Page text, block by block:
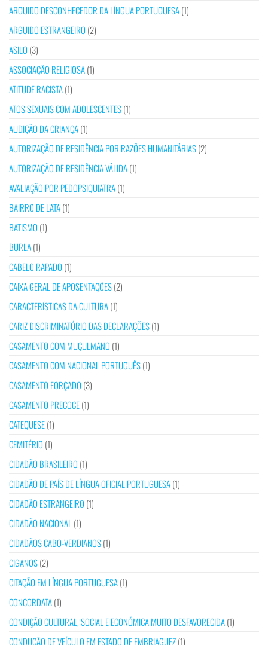
ARGUIDO DESCONHECEDOR DA LÍNGUA PORTUGUESA(1)
ARGUIDO ESTRANGEIRO (2)
ASILO (3)
ASSOCIAÇÃO RELIGIOSA(1)
ATITUDE RACISTA(1)
ATOS SEXUAIS COM ADOLESCENTES(1)
AUDIÇÃO DA CRIANÇA(1)
AUTORIZAÇÃO DE RESIDÊNCIA POR RAZÕES HUMANITÁRIAS(2)
AUTORIZAÇÃO DE RESIDÊNCIA VÁLIDA(1)
AVALIAÇÃO POR PEDOPSIQUIATRA(1)
BAIRRO DE LATA(1)
BATISMO (1)
BURLA(1)
CABELO RAPADO (1)
CAIXA GERAL DE APOSENTAÇÕES(2)
CARACTERÍSTICAS DA CULTURA(1)
CARIZ DISCRIMINATÓRIO DAS DECLARAÇÕES(1)
CASAMENTO COM MUÇULMANO (1)
CASAMENTO COM NACIONAL PORTUGUÊS(1)
CASAMENTO FORÇADO (3)
CASAMENTO PRECOCE(1)
CATEQUESE(1)
CEMITÉRIO (1)
CIDADÃO BRASILEIRO (1)
CIDADÃO DE PAÍS DE LÍNGUA OFICIAL PORTUGUESA(1)
CIDADÃO ESTRANGEIRO (1)
CIDADÃO NACIONAL (1)
CIDADÃOS CABO-VERDIANOS(1)
CIGANOS(2)
CITAÇÃO EM LÍNGUA PORTUGUESA(1)
CONCORDATA(1)
CONDIÇÃO CULTURAL, SOCIAL E ECONÓMICA MUITO DESFAVORECIDA(1)
CONDUÇÃO DE VEÍCULO EM ESTADO DE EMBRIAGUEZ(1)